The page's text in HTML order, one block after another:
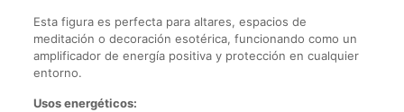
Esta figura es perfecta para altares, espacios de
meditación o decoración esotérica, funcionando como un
amplificador de energía positiva y protección en cualquier
entorno.
Usos energéticos: